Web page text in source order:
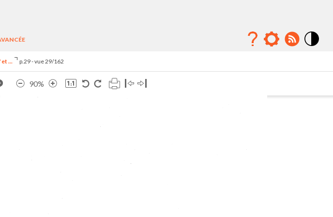
... p.29 - vue 29/162
90%